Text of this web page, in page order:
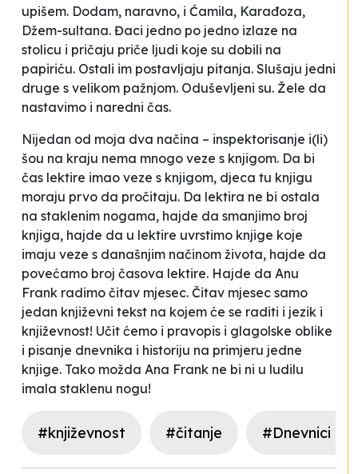
upišem. Dodam, naravno, i Ćamila, Karađoza,
Džem-sultana. Đaci jedno po jedno izlaze na
stolicu i pričaju priče ljudi koje su dobili na
papiriću. Ostali im postavljaju pitanja. Slušaju jedni
druge s velikom pažnjom. Oduševljeni su. Žele da
nastavimo i naredni čas.
Nijedan od moja dva načina – inspektorisanje i(li)
šou na kraju nema mnogo veze s knjigom. Da bi
čas lektire imao veze s knjigom, djeca tu knjigu
moraju prvo da pročitaju. Da lektira ne bi ostala
na staklenim nogama, hajde da smanjimo broj
knjiga, hajde da u lektire uvrstimo knjige koje
imaju veze s današnjim načinom života, hajde da
povećamo broj časova lektire. Hajde da Anu
Frank radimo čitav mjesec. Čitav mjesec samo
jedan književni tekst na kojem će se raditi i jezik i
književnost! Učit ćemo i pravopis i glagolske oblike
i pisanje dnevnika i historiju na primjeru jedne
knjige. Tako možda Ana Frank ne bi ni u ludilu
imala staklenu nogu!
#književnost #čitanje #Dnevnici iz